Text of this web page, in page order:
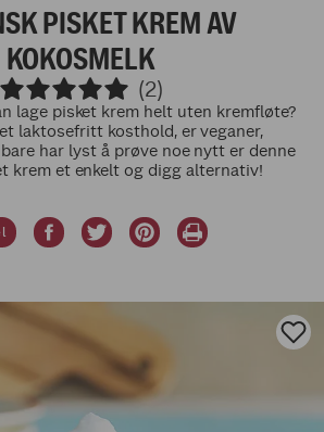
PISKET KREM AV
KOKOSMELK
(2)
lage pisket krem helt uten kremfløte?
laktosefritt kosthold, er veganer,
har lyst å prøve noe nytt er denne
krem et enkelt og digg alternativ!